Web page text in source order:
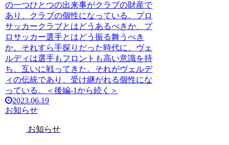
の一つひとつの出来事がクラブの財産で
あり、クラブの個性になっている。プロ
サッカークラブとはどうあるべきか、プ
ロサッカー選手とはどう振る舞うべき
か。それすら手探りだった時代に、ヴェ
ルディは選手もフロントも高い意識を持
ち、互いに戦ってきた。それがヴェルデ
ィの伝統であり、受け継がれる個性にな
っている。＜後編-1から続く＞
2023.06.19
お知らせ
お知らせ